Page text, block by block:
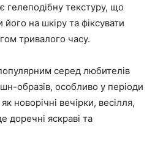
гелеподібну текстуру, що
на шкіру та фіксувати
тривалого часу.
серед любителів
образів, особливо у періоди
новорічні вечірки, весілля,
доречні яскраві та